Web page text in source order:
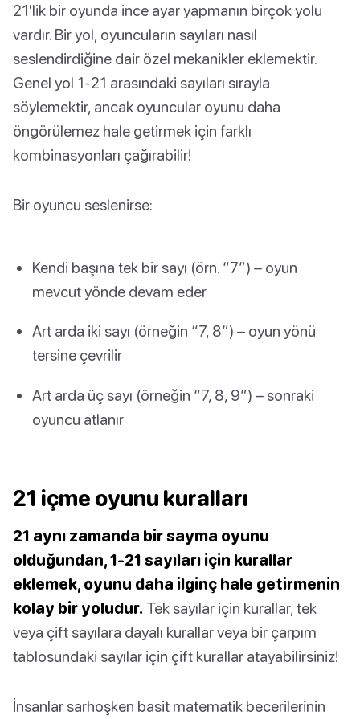
21'lik bir oyunda ince ayar yapmanın birçok yolu
vardır. Bir yol, oyuncuların sayıları nasıl
seslendirdiğine dair özel mekanikler eklemektir.
Genel yol 1-21 arasındaki sayıları sırayla
söylemektir, ancak oyuncular oyunu daha
öngörülemez hale getirmek için farklı
kombinasyonları çağırabilir!
Bir oyuncu seslenirse:
Kendi başına tek bir sayı (örn. “7”) – oyun
mevcut yönde devam eder
Art arda iki sayı (örneğin “7, 8”) – oyun yönü
tersine çevrilir
Art arda üç sayı (örneğin “7, 8, 9”) – sonraki
oyuncu atlanır
21 içme oyunu kuralları
21 aynı zamanda bir sayma oyunu
olduğundan, 1-21 sayıları için kurallar
eklemek, oyunu daha ilginç hale getirmenin
kolay bir yoludur. Tek sayılar için kurallar, tek
veya çift sayılara dayalı kurallar veya bir çarpım
tablosundaki sayılar için çift kurallar atayabilirsiniz!
İnsanlar sarhoşken basit matematik becerilerinin